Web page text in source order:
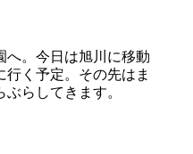
へ。今日は旭川に移動
く予定。その先はま
らしてきます。